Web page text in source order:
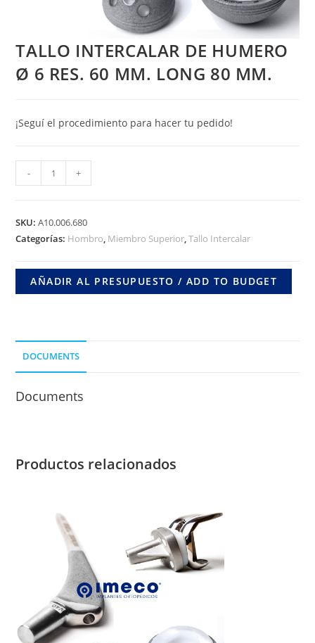
TALLO INTERCALAR DE HUMERO
Ø 6 RES. 60 MM. LONG 80 MM.
¡Seguí el procedimiento para hacer tu pedido!
INTERCALAR
HUMERO
Ø
60
80
MM.
- +
SKU:A10.006.680
Categorías: Hombro, Miembro Superior,Tallo Intercalar
AÑADIR AL PRESUPUESTO / ADD TO BUDGET
DOCUMENTS
Documents
Productos relacionados